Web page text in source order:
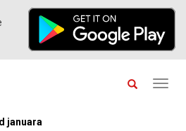
januara